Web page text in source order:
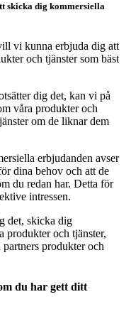
skicka dig kommersiella
vi kunna erbjuda dig att
och tjänster som bäst
dig det, kan vi på
våra produkter och
om de liknar dem
erbjudanden avser
dina behov och att de
du redan har. Detta för
intressen.
det, skicka dig
produkter och tjänster,
produkter och
du har gett ditt